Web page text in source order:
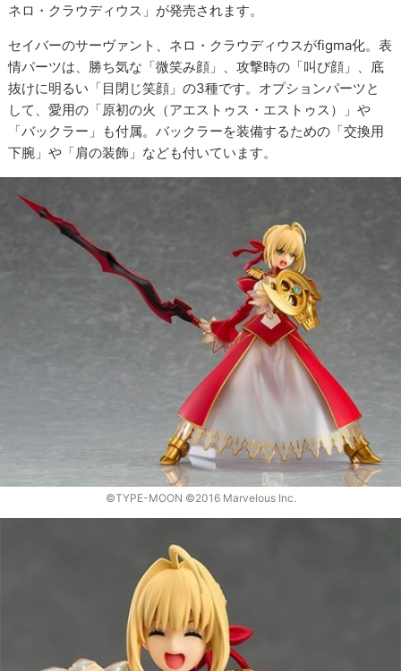
ネロ・クラウディウス」が発売されます。
セイバーのサーヴァント、ネロ・クラウディウスがfigma化。表
情パーツは、勝ち気な「微笑み顔」、攻撃時の「叫び顔」、底
抜けに明るい「目閉じ笑顔」の3種です。オプションパーツと
して、愛用の「原初の火（アエストゥス・エストゥス）」や
「バックラー」も付属。バックラーを装備するための「交換用
下腕」や「肩の装飾」なども付いています。
©TYPE-MOON ©2016 Marvelous Inc.